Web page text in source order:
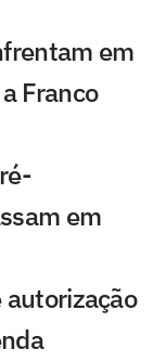
em
Franco
em
autorização